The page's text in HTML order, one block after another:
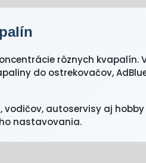
rôznych kvapalín.
do ostrekovačov,
autoservisy aj
nastavovania.